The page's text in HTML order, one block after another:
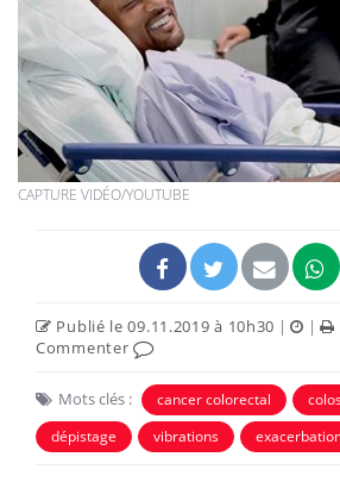
CAPTURE VIDÉO/YOUTUBE
Publié le 09.11.2019 à 10h30 | |
Commenter
Mots clés : cancer colorectal
dépistage
vibrations